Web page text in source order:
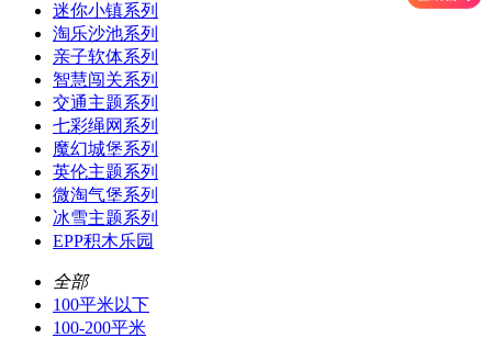
迷你小镇系列
淘乐沙池系列
亲子软体系列
智慧闯关系列
交通主题系列
七彩绳网系列
魔幻城堡系列
英伦主题系列
微淘气堡系列
冰雪主题系列
EPP积木乐园
全部
100平米以下
100-200平米